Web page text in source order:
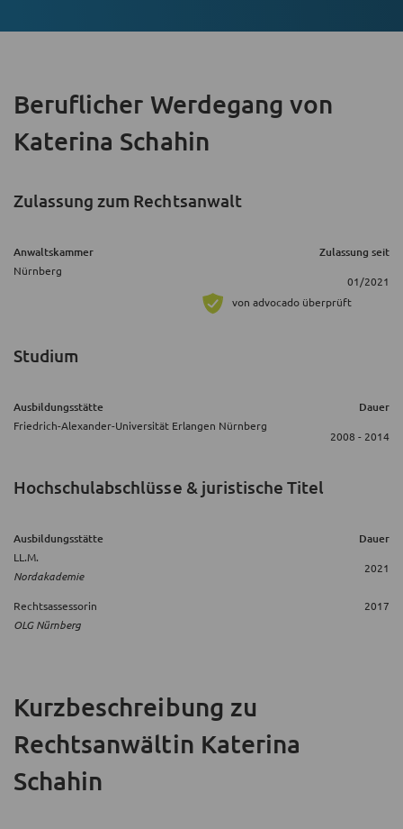
Beruflicher Werdegang von
Katerina Schahin
Zulassung zum Rechtsanwalt
Anwaltskammer Zulassung seit
Nürnberg
01/2021
von advocado überprüft
Studium
Ausbildungsstätte Dauer
Friedrich-Alexander-Universität Erlangen Nürnberg
2008 - 2014
Hochschulabschlüsse & juristische Titel
Ausbildungsstätte Dauer
LL.M.
Nordakademie
2021
Rechtsassessorin
OLG Nürnberg
2017
Kurzbeschreibung zu
Rechtsanwältin Katerina
Schahin